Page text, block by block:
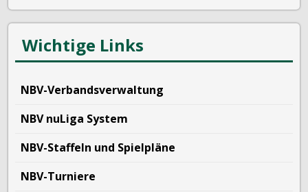
Wichtige Links
NBV-Verbandsverwaltung
NBV nuLiga System
NBV-Staffeln und Spielpläne
NBV-Turniere